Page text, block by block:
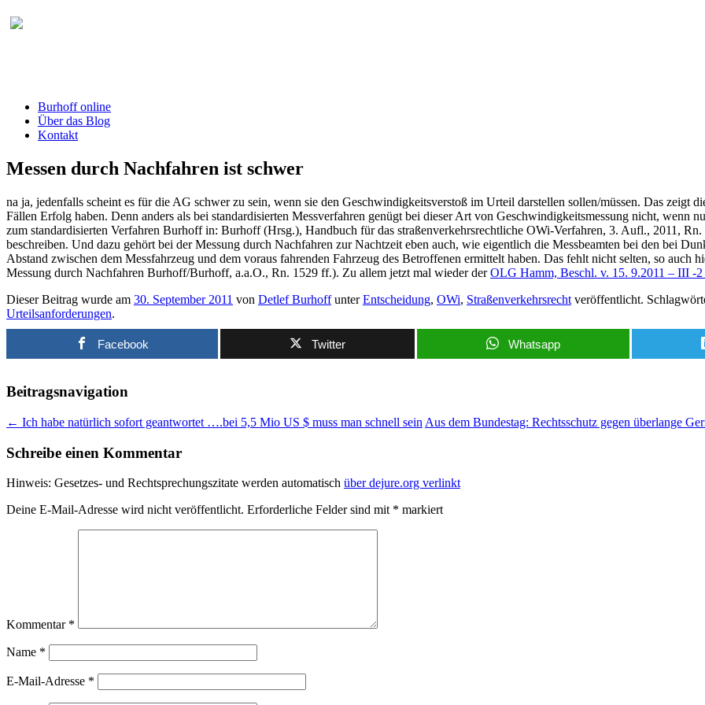
Burhoff online
Über das Blog
Kontakt
Messen durch Nachfahren ist schwer
na ja, jedenfalls scheint es für die AG schwer zu sein, wenn sie den Geschwindigkeitsverstoß im Urteil darstellen sollen/müssen. Das zeigt
Fällen Erfolg haben. Denn anders als bei standardisierten Messverfahren genügt bei dieser Art von Geschwindigkeitsmessung nicht, wenn
zum standardisierten Verfahren Burhoff in: Burhoff (Hrsg.), Handbuch für das straßenverkehrsrechtliche OWi-Verfahren, 3. Aufl., 2011,
beschreiben. Und dazu gehört bei der Messung durch Nachfahren zur Nachtzeit eben auch, wie eigentlich die Messbeamten bei den bei
Abstand zwischen dem Messfahrzeug und dem voraus fahrenden Fahrzeug des Betroffenen ermittelt haben. Das fehlt nicht selten, so
Messung durch Nachfahren Burhoff/Burhoff, a.a.O., Rn. 1529 ff.). Zu allem jetzt mal wieder derOLG Hamm, Beschl. v. 15. 9.2011 – III -2
Dieser Beitrag wurde am 30. September 2011 von Detlef BurhoffunterEntscheidung, OWi, Straßenverkehrsrecht veröffentlicht.
Urteilsanforderungen.
Facebook Twitter Whatsapp
Beitragsnavigation
← Ich habe natürlich sofort geantwortet ….bei 5,5 Mio US $ muss man schnell sein Aus dem Bundestag: Rechtsschutz gegen überlange
Schreibe einen Kommentar
Hinweis: Gesetzes- und Rechtsprechungszitate werden automatisch über dejure.org verlinkt
Deine E-Mail-Adresse wird nicht veröffentlicht. Erforderliche Felder sind mit * markiert
Kommentar *
Name *
E-Mail-Adresse *